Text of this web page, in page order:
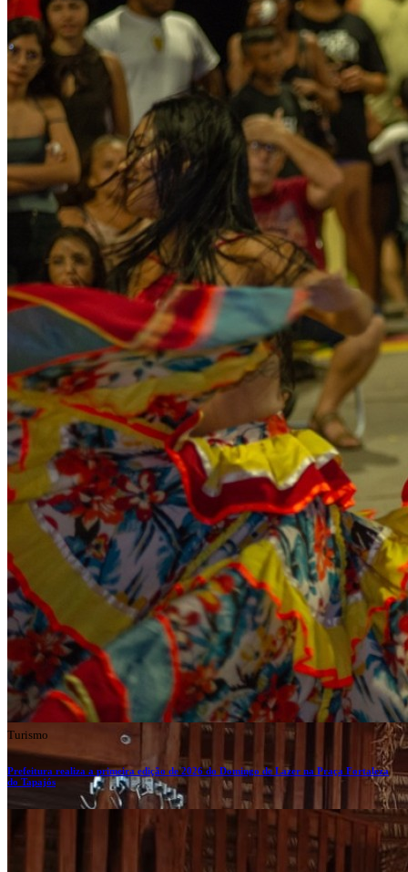
Turismo
Prefeitura realiza a primeira edição de 2026 do Domingo de Lazer na Praça Fortaleza
do Tapajós